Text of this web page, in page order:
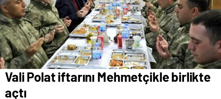
Vali Polat iftarını Mehmetçikle birlikte
açtı